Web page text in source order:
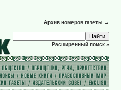
Архив номеров газеты →
Расширенный поиск »